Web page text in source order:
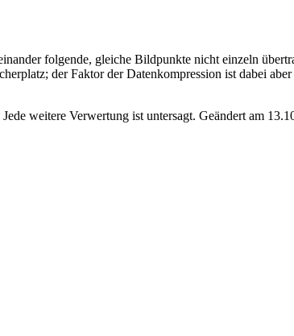
folgende, gleiche Bildpunkte nicht einzeln
der Faktor der Datenkompression ist dabei
weitere Verwertung ist untersagt. Geändert am